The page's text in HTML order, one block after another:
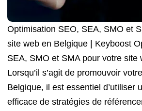
Optimisation SEO, SEA, SMO et
site web en Belgique | Keyboost
SEA, SMO et SMA pour votre site
Lorsqu’il s’agit de promouvoir
Belgique, il est essentiel d’utiliser
efficace de stratégies de